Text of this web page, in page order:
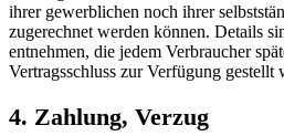
ihrer gewerblichen noch ihrer
zugerechnet werden können. Details
entnehmen, die jedem Verbraucher
Vertragsschluss zur Verfügung gestellt
4. Zahlung, Verzug